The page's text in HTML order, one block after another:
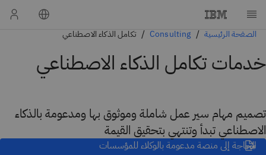
الصفحة الرئيسية Consulting تكامل الذكاء الاصطناعي
خدمات تكامل الذكاء الاصطناعي
تصميم مهام سير عمل شاملة وموثوق بها ومدعومة بالذكاء
الاصطناعي تبدأ وتنتهي بتحقيق القيمة
الحاجة إلى منصة مدعومة بالوكلاء للمؤسسات